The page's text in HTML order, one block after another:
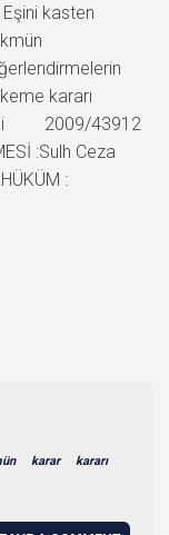
kasten
kararı
2009/43912
:Sulh Ceza
:
karar kararı